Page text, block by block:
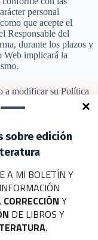
personal
que acepte el
Responsable del
durante los plazos y
Web implicará la
a modificar su Política
la Agencia Española
al Usuario. Se
forma periódica para
adaptarse al
y del Consejo, de
personas físicas en
y a la libre
3/2018, de 5
sobre edición
A MI BOLETÍN Y
CORRECCIÓNY
DE LIBROS Y
.